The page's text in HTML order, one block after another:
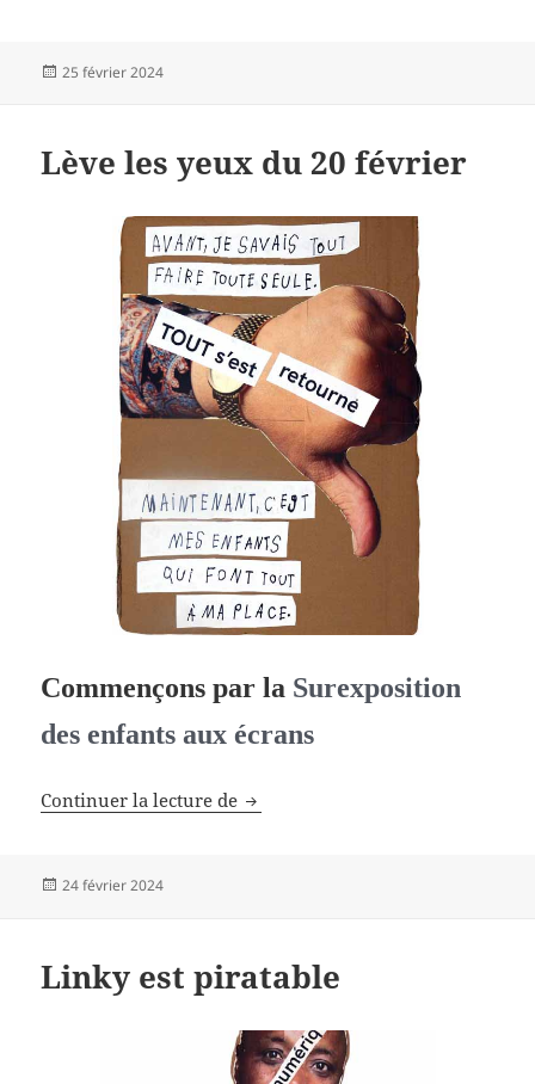
Publié
25 février 2024
Lève les yeux du 20 février
Commençons par la Surexposition
des enfants aux écrans
Continuer la lecture de Lève les yeux du 20 février
Publié
24 février 2024
Linky est piratable